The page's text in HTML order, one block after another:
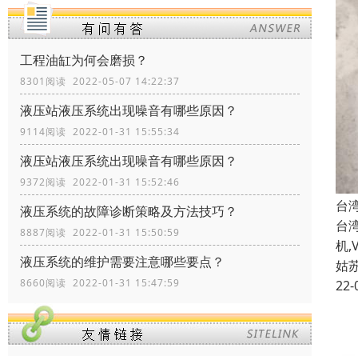
工程油缸为何会磨损？
8301阅读 2022-05-07 14:22:37
液压站液压系统出现噪音有哪些原因？
9114阅读 2022-01-31 15:55:34
液压站液压系统出现噪音有哪些原因？
9372阅读 2022-01-31 15:52:46
液压系统的故障诊断策略及方法技巧？
8887阅读 2022-01-31 15:50:59
液压系统的维护需要注意哪些要点？
8660阅读 2022-01-31 15:47:59
台
台
机
姑
22-